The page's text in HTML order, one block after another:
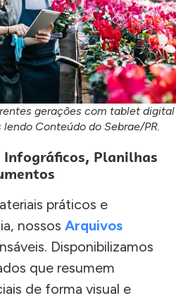
gerações com tablet digital
Conteúdo do Sebrae/PR.
Planilhas
práticos e
nossos Arquivos
Disponibilizamos
que resumem
de forma visual e